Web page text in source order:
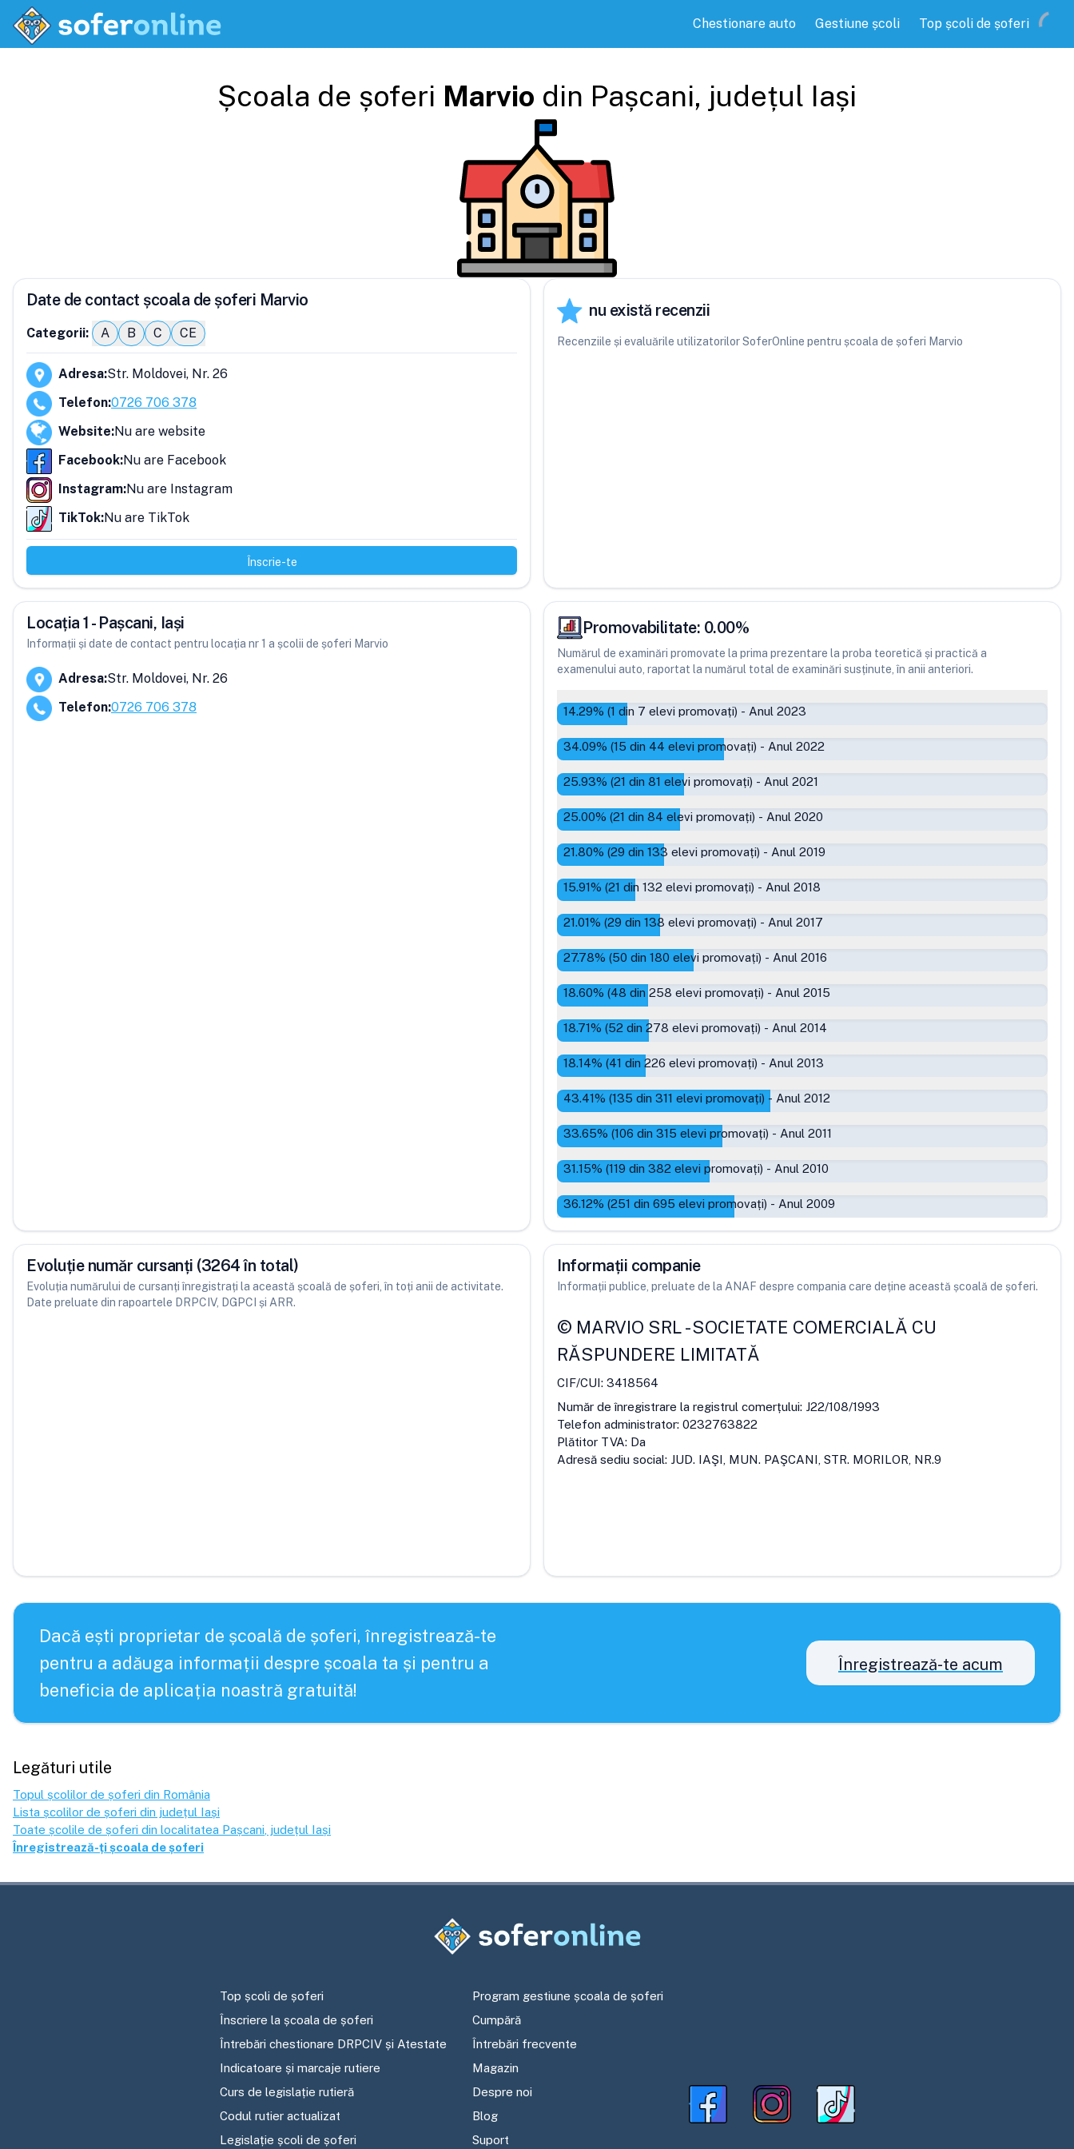
Chestionare auto Gestiune școli Top școli de șoferi
Școala de șoferi Marvio din Pașcani, județul Iași
Date de contact școala de șoferi Marvio
Categorii: A B C CE
Adresa:Str. Moldovei, Nr. 26
Telefon:0726 706 378
Website:Nu are website
Facebook:Nu are Facebook
Instagram:Nu are Instagram
TikTok:Nu are TikTok
Înscrie-te
nu există recenzii
Recenziile și evaluările utilizatorilor SoferOnline pentru școala de șoferi Marvio
Locația 1 - Pașcani, Iași
Informații și date de contact pentru locația nr 1 a școlii de șoferi Marvio
Adresa:Str. Moldovei, Nr. 26
Telefon:0726 706 378
Promovabilitate: 0.00%
Numărul de examinări promovate la prima prezentare la proba teoretică și practică a
examenului auto, raportat la numărul total de examinări susținute, în anii anteriori.
14.29% (1 din 7 elevi promovați) - Anul 2023
34.09% (15 din 44 elevi promovați) - Anul 2022
25.93% (21 din 81 elevi promovați) - Anul 2021
25.00% (21 din 84 elevi promovați) - Anul 2020
21.80% (29 din 133 elevi promovați) - Anul 2019
15.91% (21 din 132 elevi promovați) - Anul 2018
21.01% (29 din 138 elevi promovați) - Anul 2017
27.78% (50 din 180 elevi promovați) - Anul 2016
18.60% (48 din 258 elevi promovați) - Anul 2015
18.71% (52 din 278 elevi promovați) - Anul 2014
18.14% (41 din 226 elevi promovați) - Anul 2013
43.41% (135 din 311 elevi promovați) - Anul 2012
33.65% (106 din 315 elevi promovați) - Anul 2011
31.15% (119 din 382 elevi promovați) - Anul 2010
36.12% (251 din 695 elevi promovați) - Anul 2009
Evoluție număr cursanți (3264 în total)
Evoluția numărului de cursanți înregistrați la această școală de șoferi, în toți anii de activitate.
Date preluate din rapoartele DRPCIV, DGPCI și ARR.
Informații companie
Informații publice, preluate de la ANAF despre compania care deține această școală de șoferi.
© MARVIO SRL-SOCIETATE COMERCIALĂ CU
RĂSPUNDERE LIMITATĂ
CIF/CUI: 3418564
Număr de înregistrare la registrul comerțului: J22/108/1993
Telefon administrator: 0232763822
Plătitor TVA: Da
Adresă sediu social: JUD. IAŞI, MUN. PAŞCANI, STR. MORILOR, NR.9
Dacă ești proprietar de școală de șoferi, înregistrează-te
pentru a adăuga informații despre școala ta și pentru a
beneficia de aplicația noastră gratuită!
Înregistrează-te acum
Legături utile
Topul școlilor de șoferi din România
Lista școlilor de șoferi din județul Iași
Toate școlile de șoferi din localitatea Pașcani , județul Iași
Înregistrează-ți școala de șoferi
Top școli de șoferi
Înscriere la școala de șoferi
Întrebări chestionare DRPCIV și Atestate
Indicatoare și marcaje rutiere
Curs de legislație rutieră
Codul rutier actualizat
Legislație școli de șoferi
Program gestiune școala de șoferi
Cumpără
Întrebări frecvente
Magazin
Despre noi
Blog
Suport